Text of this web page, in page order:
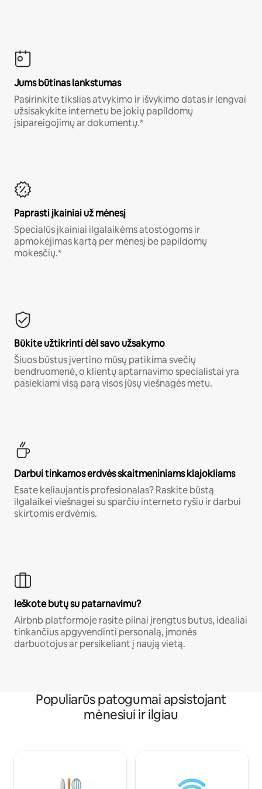
Jums būtinas lankstumas
Pasirinkite tikslias atvykimo ir išvykimo datas ir lengvai
užsisakykite internetu be jokių papildomų
įsipareigojimų ar dokumentų.*
Paprasti įkainiai už mėnesį
Specialūs įkainiai ilgalaikėms atostogoms ir
apmokėjimas kartą per mėnesį be papildomų
mokesčių.*
Būkite užtikrinti dėl savo užsakymo
Šiuos būstus įvertino mūsų patikima svečių
bendruomenė, o klientų aptarnavimo specialistai yra
pasiekiami visą parą visos jūsų viešnagės metu.
Darbui tinkamos erdvės skaitmeniniams klajokliams
Esate keliaujantis profesionalas? Raskite būstą
ilgalaikei viešnagei su sparčiu interneto ryšiu ir darbui
skirtomis erdvėmis.
Ieškote butų su patarnavimu?
Airbnb platformoje rasite pilnai įrengtus butus, idealiai
tinkančius apgyvendinti personalą, įmonės
darbuotojus ar persikeliant į naują vietą.
Populiarūs patogumai apsistojant
mėnesiui ir ilgiau